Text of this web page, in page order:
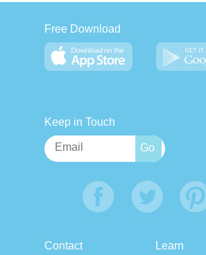
Free Download
Keep in Touch
Contact Learn